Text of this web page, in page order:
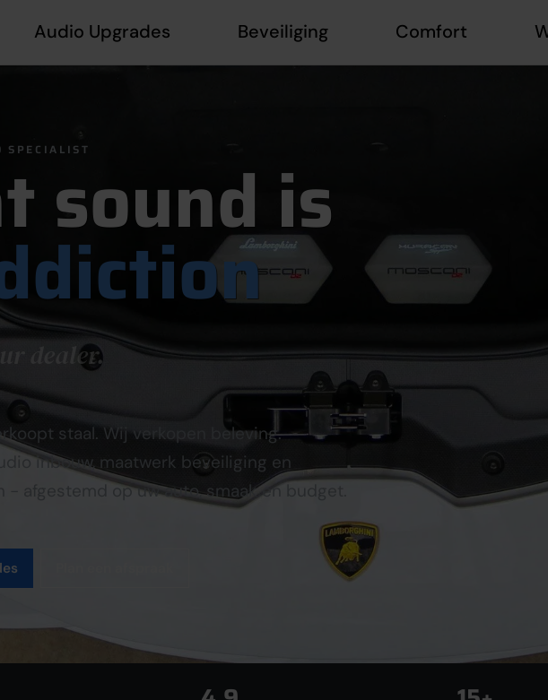
Audio Upgrades Beveiliging Comfort
SPECIALISTsound is
dealer.
staal. Wij verkopen beleving.
inbouw, maatwerk beveiliging en
- afgestemd op uw auto, smaak en budget.